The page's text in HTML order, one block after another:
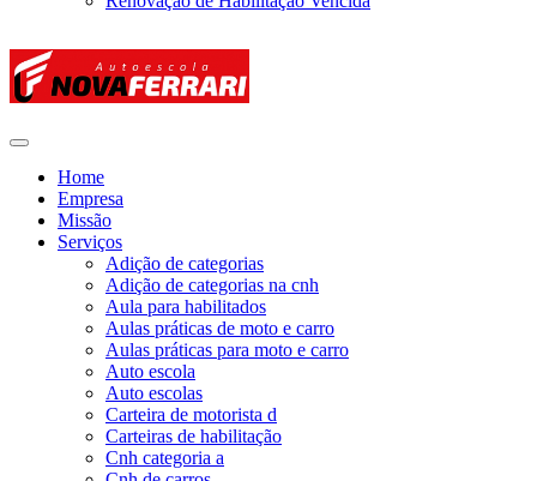
Home
Empresa
Missão
Serviços
Adição de categorias
Adição de categorias na cnh
Aula para habilitados
Aulas práticas de moto e carro
Aulas práticas para moto e carro
Auto escola
Auto escolas
Carteira de motorista d
Carteiras de habilitação
Cnh categoria a